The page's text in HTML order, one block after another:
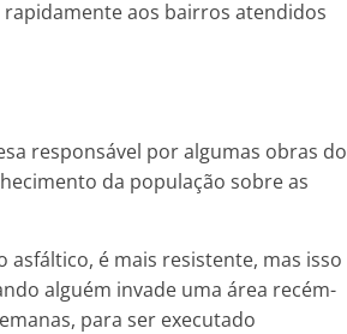
aos bairros atendidos
responsável por algumas obras do
da população sobre as
é mais resistente, mas isso
alguém invade uma área recém-
para ser executado